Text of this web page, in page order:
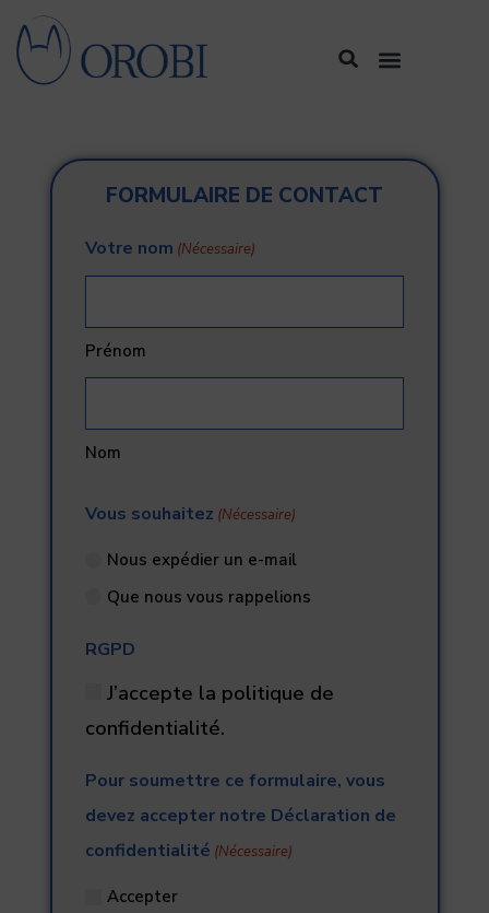
Aller
au
contenu
Search
Menu
FORMULAIRE DE CONTACT
Votre nom (Nécessaire)
Prénom
Nom
Vous souhaitez (Nécessaire)
Nous expédier un e-mail
Que nous vous rappelions
RGPD
J’accepte la politique de
confidentialité.
Pour soumettre ce formulaire, vous
devez accepter notre Déclaration de
confidentialité (Nécessaire)
Accepter